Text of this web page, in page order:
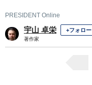
PRESIDENT Online
宇山 卓栄 +フォロー
著作家